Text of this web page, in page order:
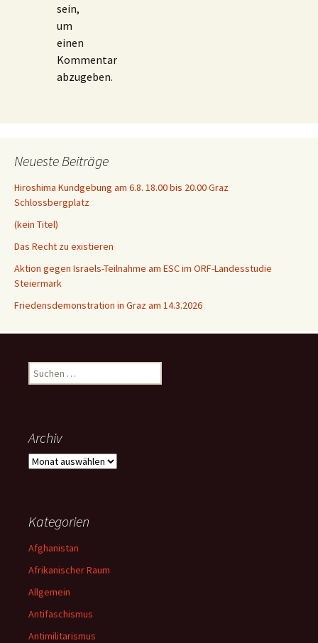
sein,
um
einen
Kommentar
abzugeben.
Neueste Beiträge
Hiroshima Kundgebung am 6.8. 18.00 bis 20.00 Graz
Schlossbergplatz
(kein Titel)
Das Recht zu existieren
Aktion gegen Israels-Teilnahme am ESC im ORF-Landesstudie
Steiermark
Friedensdemonstration in Graz am 14.3.2026
Suchen
nach:
Archiv
Archiv
Kategorien
Afghanistan
Afrikanischer Raum
Allgemein
Antifaschismus
Antimilitarismus